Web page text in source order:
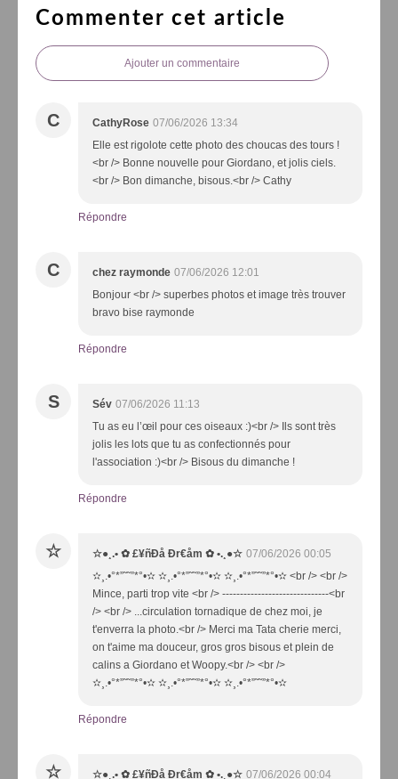
Commenter cet article
Ajouter un commentaire
C CathyRose 07/06/2026 13:34
Elle est rigolote cette photo des choucas des tours !
<br /> Bonne nouvelle pour Giordano, et jolis ciels.
<br /> Bon dimanche, bisous.<br /> Cathy
Répondre
C chez raymonde 07/06/2026 12:01
Bonjour <br /> superbes photos et image très trouver
bravo bise raymonde
Répondre
S Sév 07/06/2026 11:13
Tu as eu l’œil pour ces oiseaux :)<br /> Ils sont très
jolis les lots que tu as confectionnés pour
l'association :)<br /> Bisous du dimanche !
Répondre
☆ ☆●¸.• ✿ £¥ñĐå Đr€åm ✿ •.¸●☆ 07/06/2026 00:05
✫¸.•°*”˜˜”*°•✫ ✫¸.•°*”˜˜”*°•✫ ✫¸.•°*”˜˜”*°•✫ <br /> <br />
Mince, parti trop vite <br /> ------------------------------<br
/> <br /> ...circulation tornadique de chez moi, je
t'enverra la photo.<br /> Merci ma Tata cherie merci,
on t'aime ma douceur, gros gros bisous et plein de
calins a Giordano et Woopy.<br /> <br />
✫¸.•°*”˜˜”*°•✫ ✫¸.•°*”˜˜”*°•✫ ✫¸.•°*”˜˜”*°•✫
Répondre
☆ ☆●¸.• ✿ £¥ñĐå Đr€åm ✿ •.¸●☆ 07/06/2026 00:04